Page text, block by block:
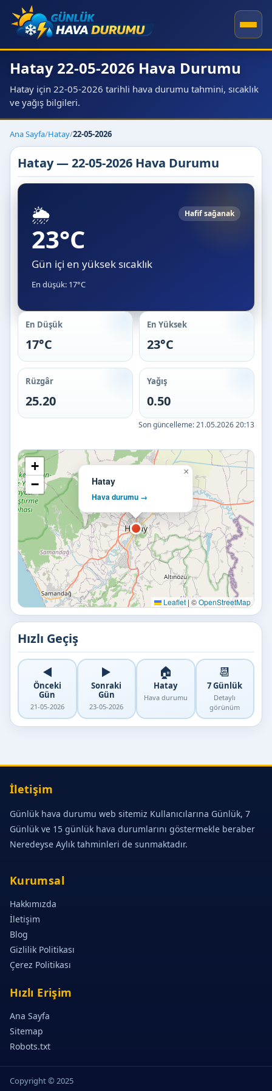
Hatay 22-05-2026 Hava Durumu
Hatay için 22-05-2026 tarihli hava durumu tahmini, sıcaklık
ve yağış bilgileri.
Ana Sayfa/Hatay/22-05-2026
Hatay — 22-05-2026 Hava Durumu
🌦️ Hafif sağanak
23°C
Gün içi en yüksek sıcaklık
En düşük: 17°C
En Düşük
17°C
En Yüksek
23°C
Rüzgâr
25.20
Yağış
0.50
Son güncelleme:21.05.2026 20:13
Hatay
Hava durumu →
×
+
−
Leaflet |©OpenStreetMap
Hızlı Geçiş
◀️
Önceki
Gün
21-05-2026
▶️
Sonraki
Gün
23-05-2026
🏠
Hatay
Hava durumu
📆
7 Günlük
Detaylı
görünüm
İletişim
Günlük hava durumu web sitemiz Kullanıcılarına Günlük, 7
Günlük ve 15 günlük hava durumlarını göstermekle beraber
Neredeyse Aylık tahminleri de sunmaktadır.
Kurumsal
Hakkımızda
İletişim
Blog
Gizlilik Politikası
Çerez Politikası
Hızlı Erişim
Ana Sayfa
Sitemap
Robots.txt
Copyright © 2025